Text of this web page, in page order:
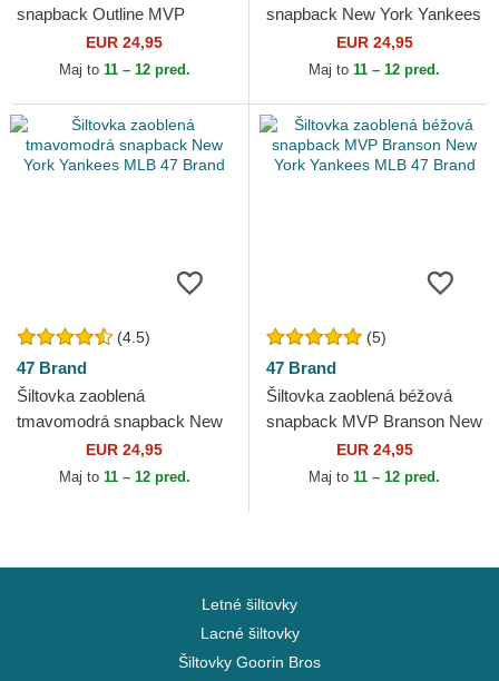
snapback Outline MVP
Branson New York Yankees
MLB 47 Brand
EUR 24,95
Maj to 11 – 12 pred.
snapback New York Yankees
MLB 47 BrandEUR 24,95
Maj to 11 – 12 pred.
(4.5)
47 Brand
Šiltovka zaoblená
tmavomodrá snapback New
York Yankees MLB 47 Brand
EUR 24,95
Maj to 11 – 12 pred.
(5)
47 Brand
Šiltovka zaoblená béžová
snapback MVP Branson New
York Yankees MLB 47 Brand
EUR 24,95
Maj to 11 – 12 pred.
Letné šiltovky
Lacné šiltovky
Šiltovky Goorin Bros